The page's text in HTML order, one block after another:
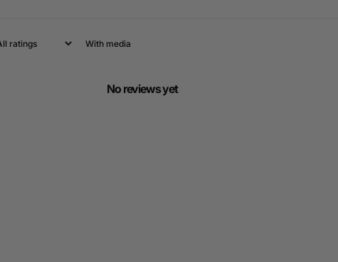
With media
No reviews yet